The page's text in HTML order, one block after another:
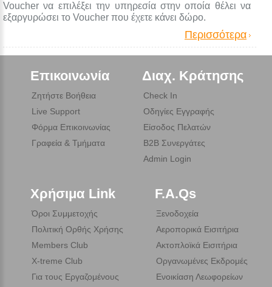
Voucher να επιλέξει την υπηρεσία στην οποία θέλει να
εξαργυρώσει το Voucher που έχετε κάνει δώρο.
Περισσότερα
Επικοινωνία
Ζητήστε Βοήθεια
Live Support
Φόρμα Επικοινωνίας
Γραφεία & Τμήματα
Διαχ. Κράτησης
Check In
Οδηγίες Εγγραφής
Είσοδος Πελατών
B2B Συνεργάτες
Admin Login
Χρήσιμα Link
Όροι Συμμετοχής
Πολιτική Ορθής Χρήσης
Members Club
X-treme Club
Για τους Εργαζομένους
F.A.Qs
Ξενοδοχεία
Αεροπορικά Εισιτήρια
Ακτοπλοϊκά Εισιτήρια
Οργανωμένες Εκδρομές
Ενοικίαση Λεωφορείων